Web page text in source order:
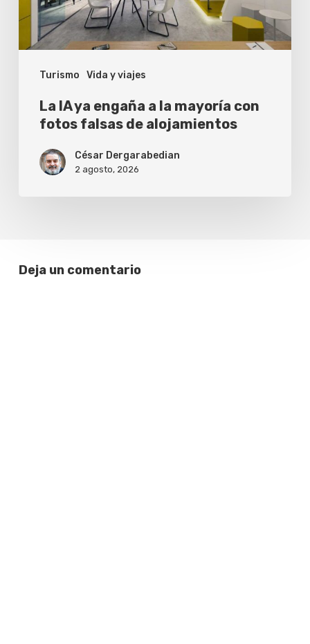
Turismo Vida y viajes
mayoría
fotos
falsas
alojamientos
La IA ya engaña a la mayoría con
fotos falsas de alojamientos
César Dergarabedian
2 agosto, 2026
Deja un comentario